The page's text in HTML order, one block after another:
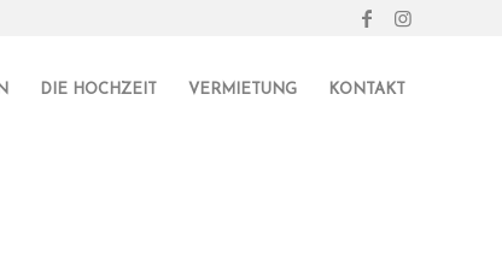
DIE HOCHZEIT VERMIETUNG KONTAKT